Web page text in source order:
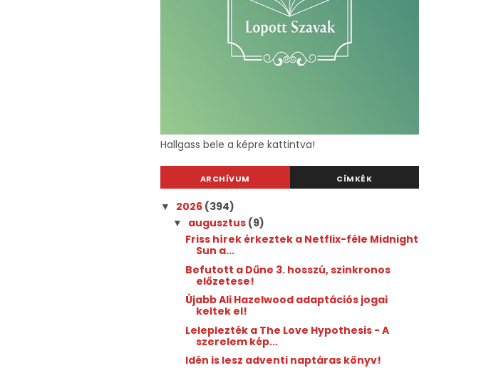
Hallgass bele a képre kattintva!
ARCHÍVUM CÍMKÉK
▼ 2026 (394)
▼ augusztus (9)
Friss hírek érkeztek a Netflix-féle Midnight
Sun a...
Befutott a Dűne 3. hosszú, szinkronos
előzetese!
Újabb Ali Hazelwood adaptációs jogai
keltek el!
Leleplezték a The Love Hypothesis - A
szerelem kép...
Idén is lesz adventi naptáras könyv!